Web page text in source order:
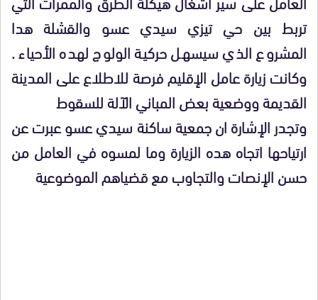
تربط بين حي تيزي سيدي عسو والقشلة هدا
المشروع الذي سيسهل حركية الولوج لهده الأحياء .
وكانت زيارة عامل الإقليم فرصة للاطلاع على المدينة
القديمة ووضعية بعض المباني الآلة للسقوط
وتجدر الإشارة ان جمعية ساكنة سيدي عسو عبرت عن
ارتياحها اتجاه هده الزيارة وما لمسوه في العامل من
حسن الإنصات والتجاوب مع قضياهم الموضوعية